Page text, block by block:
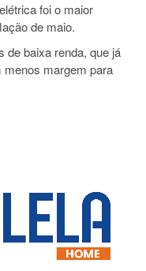
foi o maior
de maio.
de baixa renda, que já
menos margem para